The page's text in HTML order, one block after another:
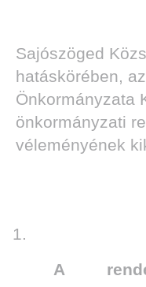
Sajószöged
hatáskörében,
Önkormányzata
önkormányzati
véleményének
A